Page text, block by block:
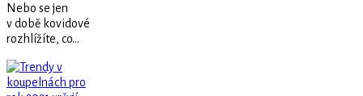
Nebo se jen
v době kovidové
rozhlížíte, co...